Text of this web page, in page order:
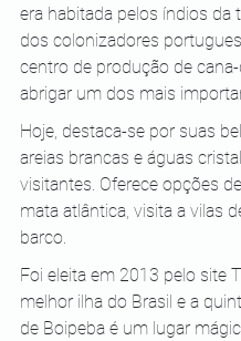
era habitada pelos índios da
dos colonizadores
centro de produção de
abrigar um dos mais
Hoje, destaca-se por suas
areias brancas e águas
visitantes. Oferece opções
mata atlântica, visita a vilas
barco.
Foi eleita em 2013 pelo site
melhor ilha do Brasil e a
de Boipeba é um lugar